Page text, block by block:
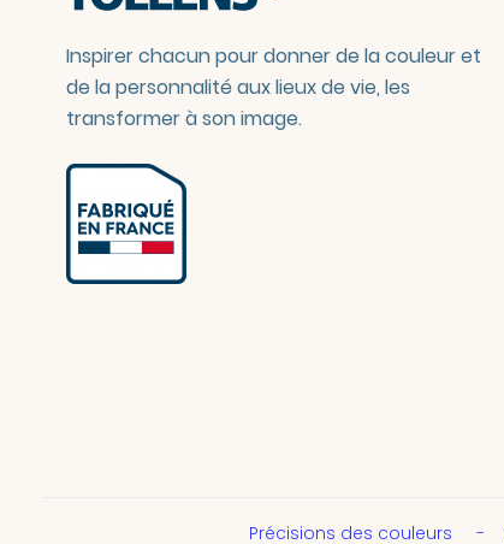
Inspirer chacun pour donner de la couleur et
de la personnalité aux lieux de vie, les
transformer à son image.
Précisions des couleurs